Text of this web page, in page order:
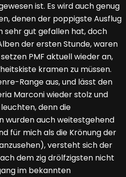
ist. Es wird auch genug
denen der poppigste Ausflug
sehr gut gefallen hat, doch
der ersten Stunde, waren
PMF aktuell wieder an,
kramen zu müssen.
Range aus, und lässt den
Marconi wieder stolz und
denn die
wurden auch weitestgehend
für mich als die Krönung der
versteht sich der
dem zig drölfzigsten nicht
im bekannten